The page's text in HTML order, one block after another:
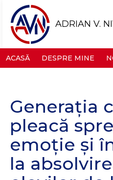
ADRIAN V.
ACASĂ DESPRE MINE
Generația
pleacă
emoție și
la